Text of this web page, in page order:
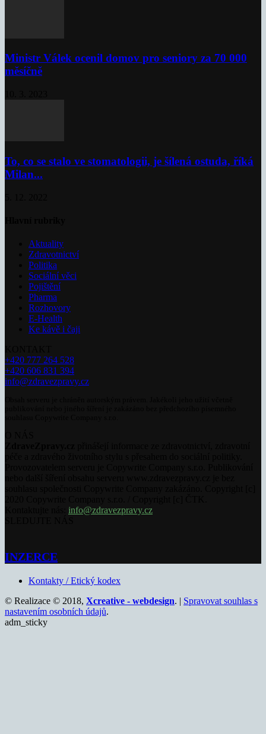
Ministr Válek ocenil domov pro seniory za 70 000
měsíčně
To, co se stalo ve stomatologii, je šílená ostuda, říká
Milan...
Aktuality
Zdravotnictví
Politika
Sociální věci
Pojištění
Pharma
Rozhovory
E-Health
Ke kávě i čaji
+420 777 264 528
+420 606 831 394
info@zdravezpravy.cz
info@zdravezpravy.cz
INZERCE
Kontakty / Etický kodex
© Realizace © 2018, Xcreative - webdesign. | Spravovat souhlas s
nastavením osobních údajů.
adm_sticky